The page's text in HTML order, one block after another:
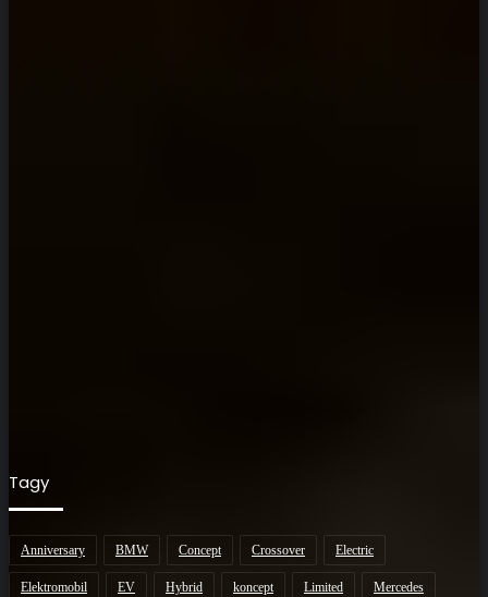
Tagy
Anniversary BMW Concept Crossover Electric
Elektromobil EV Hybrid koncept Limited Mercedes